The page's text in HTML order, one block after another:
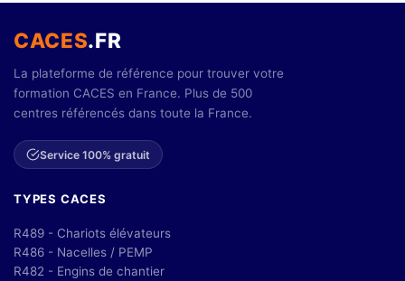
CACES.FR
La plateforme de référence pour trouver votre
formation CACES en France. Plus de 500
centres référencés dans toute la France.
Service 100% gratuit
TYPES CACES
R489 - Chariots élévateurs
R486 - Nacelles / PEMP
R482 - Engins de chantier